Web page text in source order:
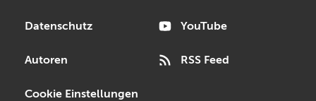
Datenschutz
Autoren
Cookie Einstellungen
YouTube
RSS Feed